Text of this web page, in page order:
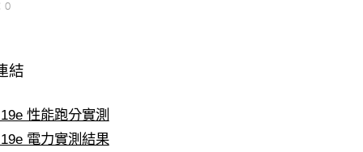
0
結
性能跑分實測
電力實測結果